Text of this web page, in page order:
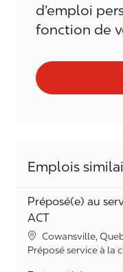
d’emploi
fonction de
Emplois
Préposé(e) au
ACT
LieuCowansville,
Catégorie
Préposé service à la